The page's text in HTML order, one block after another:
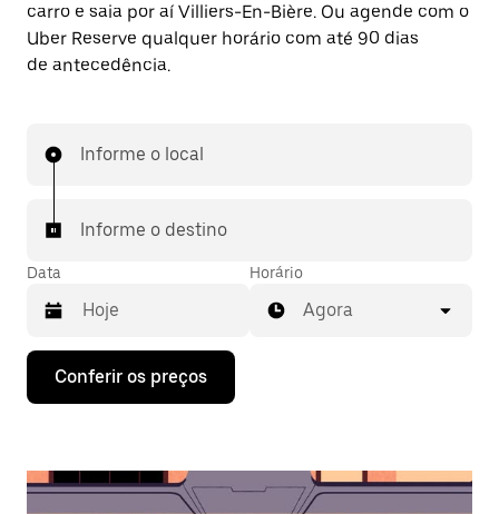
carro e saia por aí Villiers-En-Bière. Ou agende com o
Uber Reserve qualquer horário com até 90 dias
de antecedência.
Informe o local
Informe o destino
Data
Pressione
seta
interagir
Horário
Agora
Conferir os preços